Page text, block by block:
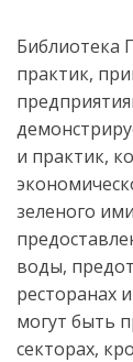
Библиотека
практик,
и практик,
зеленого
воды,
ресторанах
могут быть
секторах,